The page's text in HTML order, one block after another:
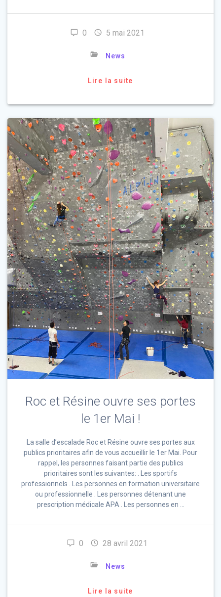
0 5 mai 2021
News
Lire la suite
Roc et Résine ouvre ses portes
le 1er Mai !
La salle d’escalade Roc et Résine ouvre ses portes aux
publics prioritaires afin de vous accueillir le 1er Mai. Pour
rappel, les personnes faisant partie des publics
prioritaires sont les suivantes: . Les sportifs
professionnels . Les personnes en formation universitaire
ou professionnelle . Les personnes détenant une
prescription médicale APA . Les personnes en …
0 28 avril 2021
News
Lire la suite